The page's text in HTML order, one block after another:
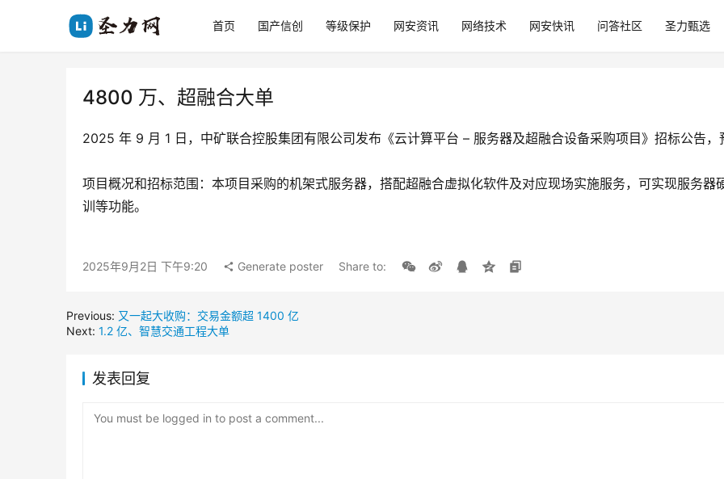
首页 国产信创 等级保护 网安资讯 网络技术 网安快讯 问答社区 圣力甄选
4800 万、超融合大单
2025 年 9 月 1 日，中矿联合控股集团有限公司发布《云计算平台 – 服务器及超融合设备采购项目》招标公告，
项目概况和招标范围：本项目采购的机架式服务器，搭配超融合虚拟化软件及对应现场实施服务，可实现服务
训等功能。
2025年9月2日 下午9:20 Generate poster Share to:
Previous: 又一起大收购：交易金额超 1400 亿
Next: 1.2 亿、智慧交通工程大单
发表回复
You must be logged in to post a comment...